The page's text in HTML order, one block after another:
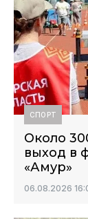
СПОРТ
Около
выход в
«Амур»
06.08.2026